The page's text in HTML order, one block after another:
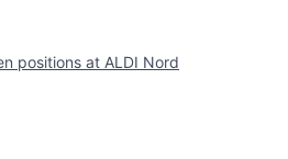
positions at ALDI Nord